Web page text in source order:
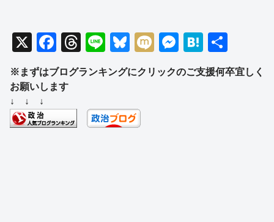
X
F
a
c
b
T
hr
e
d
Li
n
e
Bl
e
y
M
ixi
M
ss
H
at
e
有
※まずはブログランキングにクリックのご支援何卒宜しく
お願いします
↓ ↓ ↓